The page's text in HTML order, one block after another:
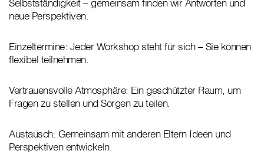
Selbstständigkeit – gemeinsam finden wir Antworten und
neue Perspektiven.
Einzeltermine: Jeder Workshop steht für sich – Sie können
flexibel teilnehmen.
Vertrauensvolle Atmosphäre: Ein geschützter Raum, um
Fragen zu stellen und Sorgen zu teilen.
Austausch: Gemeinsam mit anderen Eltern Ideen und
Perspektiven entwickeln.